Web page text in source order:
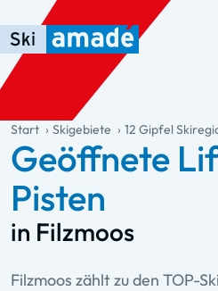
Zum Haupt-Inhalt springen
Springe zur Tabelle
Zur Haupt-Navigation springen
general.table-of-content
Start Skigebiete 12 Gipfel
Geöffnete
Pisten
in Filzmoos
Filzmoos zählt zu den TOP-